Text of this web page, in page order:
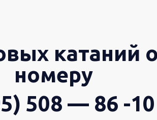
катаний
номеру
508 — 86 -10